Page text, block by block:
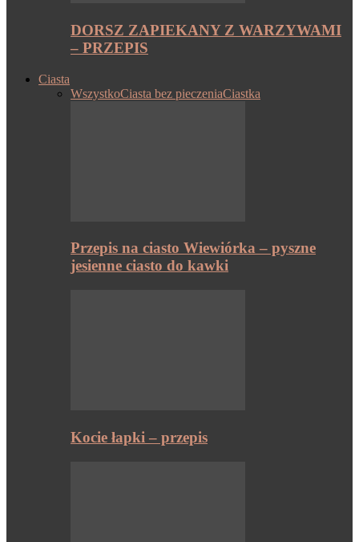
DORSZ ZAPIEKANY Z WARZYWAMI
– PRZEPIS
Ciasta
WszystkoCiasta bez pieczeniaCiastka
Przepis na ciasto Wiewiórka – pyszne
jesienne ciasto do kawki
Kocie łapki – przepis